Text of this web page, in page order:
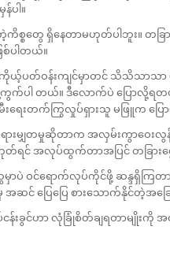
ပါ။
စတွေ ရှိနေတာမဟုတ်ပါဘူး။ တခြ
ပါတယ်။
တ်ဝန်းကျင်မှာတင် သိသိသာသာ ရ
ကွက်ပါ တယ်။ ဒီလောက်ပဲ ပြောလို့
ေးတက်ကြွလှုပ်ရှားသူ မဖြူက ပြေ
းမျှတမှုဆိုတာက အလှမ်းကွာဝေး
လုပ်ထွက်တာအပြင် တခြားရွေး
ဝင်ရောက်လုပ်ကိုင်ဖို့ ဆန္ဒရှိကြတာ
ြေပြေ စားသောက်နိုင်တဲ့အခြေအ
င်ဟာ လုံခြုံစိတ်ချရတာမျိုးကို အ